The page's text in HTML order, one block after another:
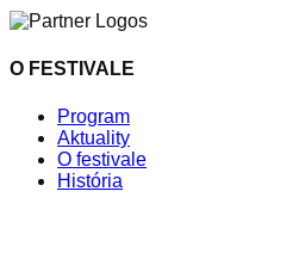
O FESTIVALE
Program
Aktuality
O festivale
História